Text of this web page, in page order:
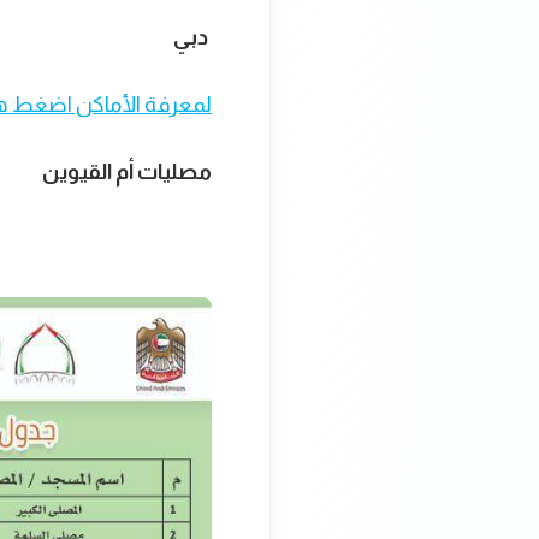
دبي
لمعرفة الأماكن اضغط
مصليات أم القيوين